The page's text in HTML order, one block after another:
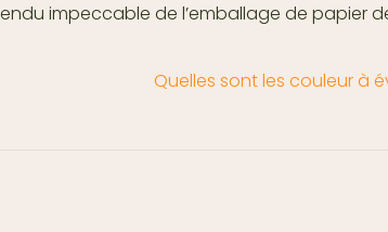
impeccable de l’emballage de papier
Quelles sont les couleur à